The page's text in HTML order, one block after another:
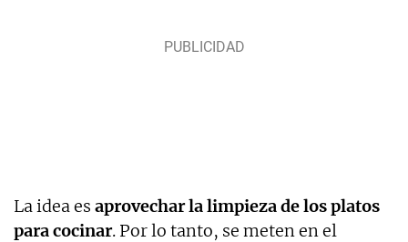
La idea es aprovechar la limpieza de los platos
para cocinar. Por lo tanto, se meten en el